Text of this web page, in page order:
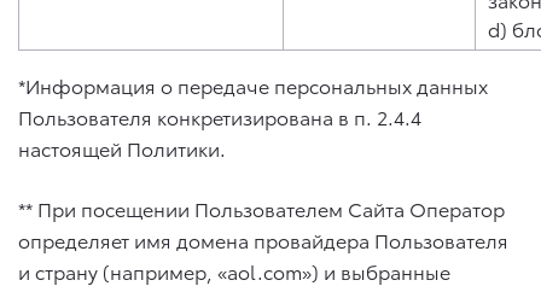
d)
*Информация о передаче персональных данных
Пользователя конкретизирована в п. 2.4.4
настоящей Политики.
** При посещении Пользователем Сайта Оператор
определяет имя домена провайдера Пользователя
и страну (например, «aol.com») и выбранные